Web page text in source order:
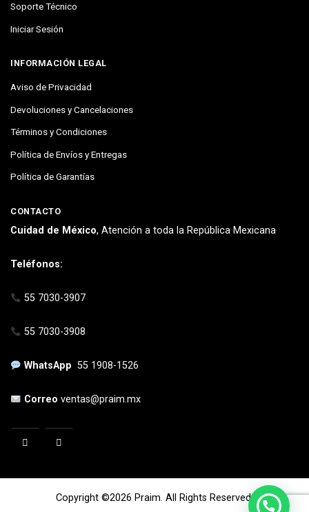
Soporte Técnico
Iniciar Sesión
INFORMACIÓN LEGAL
Aviso de Privacidad
Devoluciones y Cancelaciones
Términos y Condiciones
Política de Envíos y Entregas
Política de Garantías
CONTACTO
Cuidad de México, Atención a toda la República Mexicana
Teléfonos:
55 7030-3907
55 7030-3908
WhatsApp55 1908-1526
Correoventas@praim.mx
Copyright ©2026 Praim. All Rights Reserved.